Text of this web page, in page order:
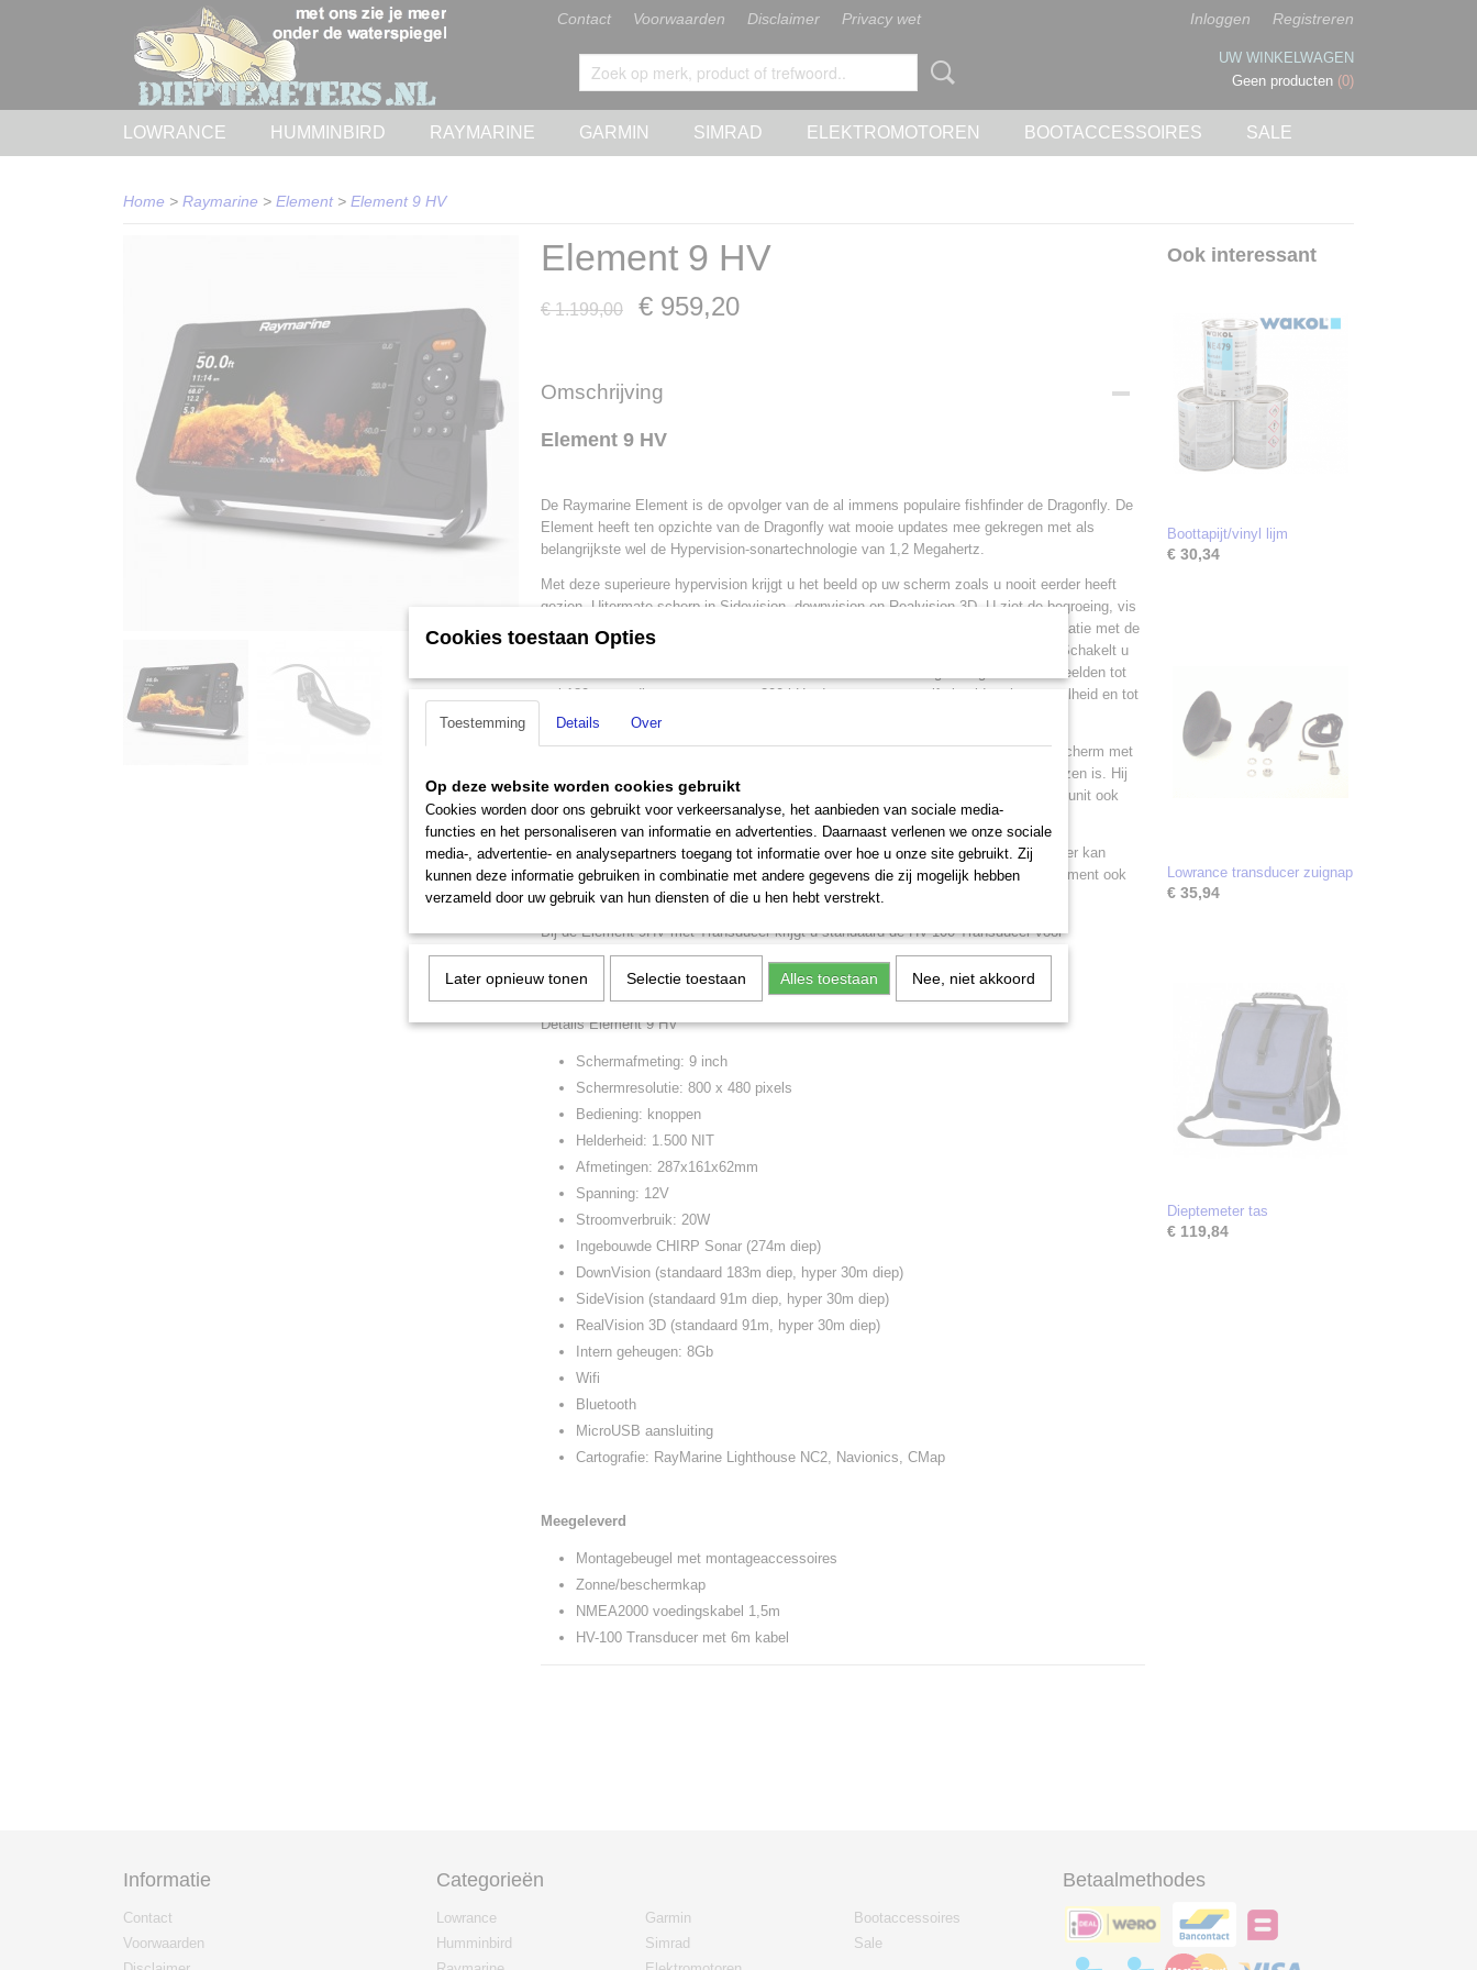
Contact Voorwaarden Disclaimer Privacy wet Inloggen Registreren
UW WINKELWAGEN
Geen producten (0)
LOWRANCE HUMMINBIRD RAYMARINE GARMIN SIMRAD ELEKTROMOTOREN BOOTACCESSOIRES SALE
Home > Raymarine > Element> Element 9 HV
Element 9 HV
€ 1.199,00 € 959,20
Omschrijving
Element 9 HV
De Raymarine Element is de opvolger van de al immens populaire fishfinder de Dragonfly. De
Element heeft ten opzichte van de Dragonfly wat mooie updates mee gekregen met als
belangrijkste wel de Hypervision-sonartechnologie van 1,2 Megahertz.
Met deze superieure hypervision krijgt u het beeld op uw scherm zoals u nooit eerder heeft
gezien. Uitermate scherp in Sidevision, downvision en Realvision 3D. U ziet de begroeing, vis
en structuren met ongelofelijk detail. De hoge frequentie van Hypervision in combinatie met de
bekende CHIRP-technologie zorgt vor deze realistische beelden tot wel 30 meter. Schakelt u
over naar de standaard CHIRP-sonar van 350 kHz dan ontvangt u hoge resolutie beelden tot
wel 180 meter diep en gaat u naar 200 kHz dan ontvangt u zelfs beeld op hoge snelheid en tot
wel 900 voet diep!
De Raymarine Element 9HV heeft een robuust 9 inch optisch verlijmd LCD beeldscherm met
een resolutie van 800x480 wvga. Een scherm dat ook in het zonlicht prima af te lezen is. Hij
maakt gebruik van een knoppen systeem met intuitieve bediening. Dit maakt deze unit ook
zeer geschikt voor de beginnende sonar gebruiker.
De Element 9HV heeft ingebouwde GPS wat betekent dat u hem ook als kaartplotter kan
gebruiken. Naast de Navionics kaarten die wij ook in onze shop hebben kan de Element ook
gebruik maken van RayMarine Lighthouse CN2 en Cmap.
Bij de Element 9HV met Transducer krijgt u standaard de HV-100 Transducer voor
spiegelmontage meegeleverd.
Details Element 9 HV
Schermafmeting: 9 inch
Schermresolutie: 800 x 480 pixels
Bediening: knoppen
Helderheid: 1.500 NIT
Afmetingen: 287x161x62mm
Spanning: 12V
Stroomverbruik: 20W
Ingebouwde CHIRP Sonar (274m diep)
DownVision (standaard 183m diep, hyper 30m diep)
SideVision (standaard 91m diep, hyper 30m diep)
RealVision 3D (standaard 91m, hyper 30m diep)
Intern geheugen: 8Gb
Wifi
Bluetooth
MicroUSB aansluiting
Cartografie: RayMarine Lighthouse NC2, Navionics, CMap
Meegeleverd
Montagebeugel met montageaccessoires
Zonne/beschermkap
NMEA2000 voedingskabel 1,5m
HV-100 Transducer met 6m kabel
Ook interessant
Boottapijt/vinyl lijm
€ 30,34
Lowrance transducer zuignap
€ 35,94
Dieptemeter tas
€ 119,84
Informatie
Contact
Voorwaarden
Categorieën
Lowrance
Humminbird
Garmin
Simrad
Bootaccessoires
Sale
Betaalmethodes
Cookies toestaan Opties
Toestemming Details Over
Op deze website worden cookies gebruikt
Cookies worden door ons gebruikt voor verkeersanalyse, het aanbieden van sociale media-
functies en het personaliseren van informatie en advertenties. Daarnaast verlenen we onze sociale
media-, advertentie- en analysepartners toegang tot informatie over hoe u onze site gebruikt. Zij
kunnen deze informatie gebruiken in combinatie met andere gegevens die zij mogelijk hebben
verzameld door uw gebruik van hun diensten of die u hen hebt verstrekt.
Later opnieuw tonen Selectie toestaan Alles toestaan Nee, niet akkoord